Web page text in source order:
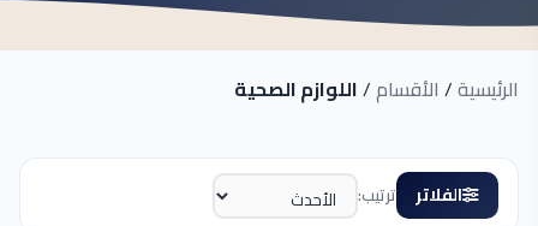
الرئيسية/ الأقسام/اللوازم الصحية
الفلاتر ترتيب: